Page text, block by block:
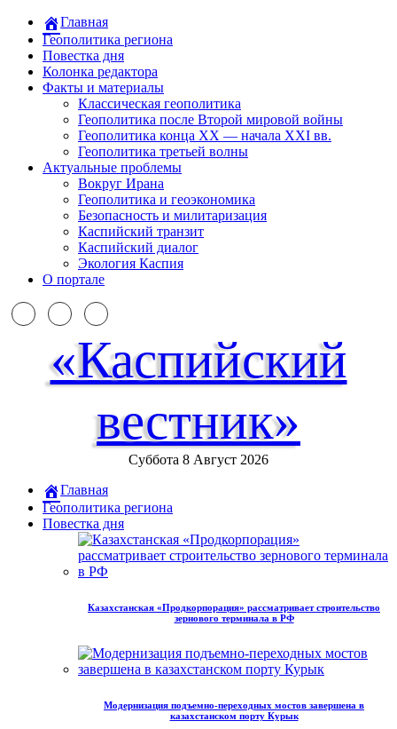
Главная
Геополитика региона
Повестка дня
Колонка редактора
Факты и материалы
Классическая геополитика
Геополитика после Второй мировой войны
Геополитика конца XX — начала XXI вв.
Геополитика третьей волны
Актуальные проблемы
Вокруг Ирана
Геополитика и геоэкономика
Безопасность и милитаризация
Каспийский транзит
Каспийский диалог
Экология Каспия
О портале
«Каспийский
вестник»
Суббота 8 Август 2026
Главная
Геополитика региона
Повестка дня
Казахстанская «Продкорпорация» рассматривает строительство
зернового терминала в РФ
Модернизация подъемно-переходных мостов завершена в
казахстанском порту Курык